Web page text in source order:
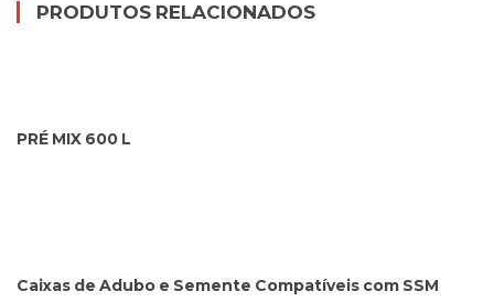
PRODUTOS RELACIONADOS
PRÉ MIX 600 L
Caixas de Adubo e Semente Compatíveis com SSM